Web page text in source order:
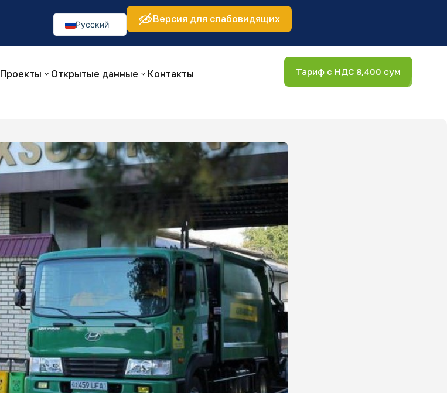
Изображения: 👁 🚫
Русский
O‘zbekcha
Версия для слабовидящих
Проекты Открытые данные Контакты Тариф с НДС 8,400 сум